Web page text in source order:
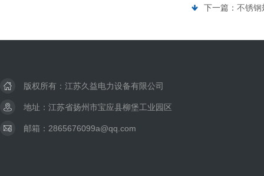
下一篇： 不锈钢
版权所有：江苏久益电力设备有限公司
地址：江苏省扬州市宝应县柳堡工业园区
邮箱：2865676099a@qq.com